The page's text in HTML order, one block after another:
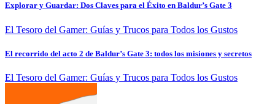
Explorar y Guardar: Dos Claves para el Éxito en Baldur’s Gate 3
El Tesoro del Gamer: Guías y Trucos para Todos los Gustos
El recorrido del acto 2 de Baldur’s Gate 3: todos los misiones y secretos
El Tesoro del Gamer: Guías y Trucos para Todos los Gustos